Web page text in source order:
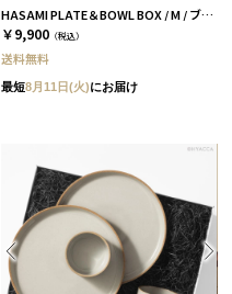
HASAMI PLATE＆BOWL BOX / M / ブラック［ハサミポーセリン］
￥9,900 （税込）
送料無料
最短8月11日(火)にお届け